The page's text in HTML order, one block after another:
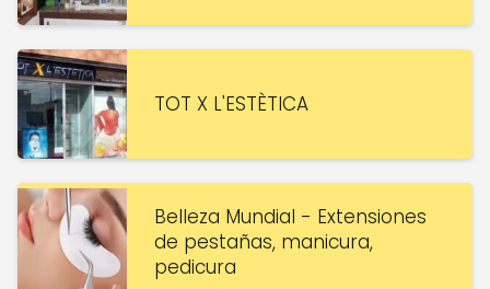
TOT X L'ESTÈTICA
Belleza Mundial - Extensiones
de pestañas, manicura,
pedicura